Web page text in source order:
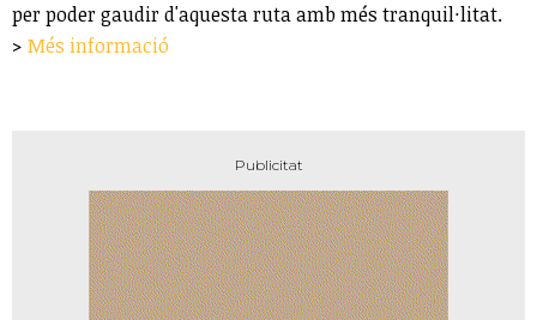
per poder gaudir d'aquesta ruta amb més tranquil·litat.
> Més informació